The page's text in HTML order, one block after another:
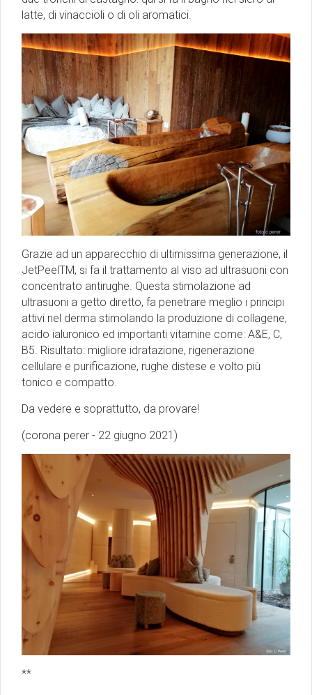
latte, di vinaccioli o di oli aromatici.
Grazie ad un apparecchio di ultimissima generazione, il
JetPeelTM, si fa il trattamento al viso ad ultrasuoni con
concentrato antirughe. Questa stimolazione ad
ultrasuoni a getto diretto, fa penetrare meglio i principi
attivi nel derma stimolando la produzione di collagene,
acido ialuronico ed importanti vitamine come: A&E, C,
B5. Risultato: migliore idratazione, rigenerazione
cellulare e purificazione, rughe distese e volto più
tonico e compatto.
Da vedere e soprattutto, da provare!
(corona perer - 22 giugno 2021)
**